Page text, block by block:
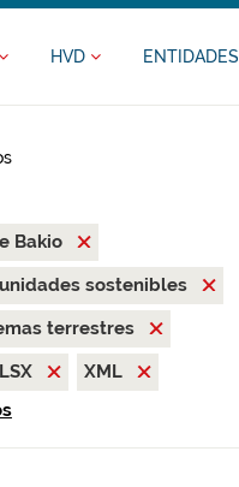
HVD ENTIDADES
Bakio
sostenibles
terrestres
XML